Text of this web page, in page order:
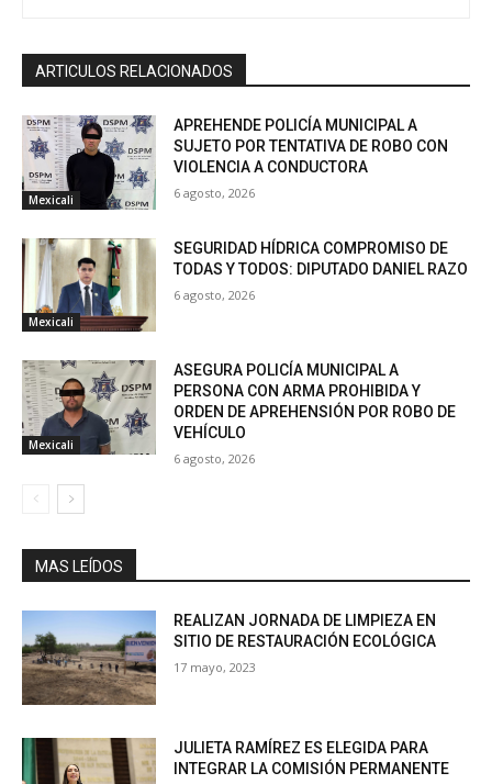
ARTICULOS RELACIONADOS
Mexicali
APREHENDE POLICÍA MUNICIPAL A
SUJETO POR TENTATIVA DE ROBO CON
VIOLENCIA A CONDUCTORA
6 agosto, 2026
Mexicali
SEGURIDAD HÍDRICA COMPROMISO DE
TODAS Y TODOS: DIPUTADO DANIEL RAZO
6 agosto, 2026
Mexicali
ASEGURA POLICÍA MUNICIPAL A
PERSONA CON ARMA PROHIBIDA Y
ORDEN DE APREHENSIÓN POR ROBO DE
VEHÍCULO
6 agosto, 2026
MAS LEÍDOS
REALIZAN JORNADA DE LIMPIEZA EN
SITIO DE RESTAURACIÓN ECOLÓGICA
17 mayo, 2023
JULIETA RAMÍREZ ES ELEGIDA PARA
INTEGRAR LA COMISIÓN PERMANENTE